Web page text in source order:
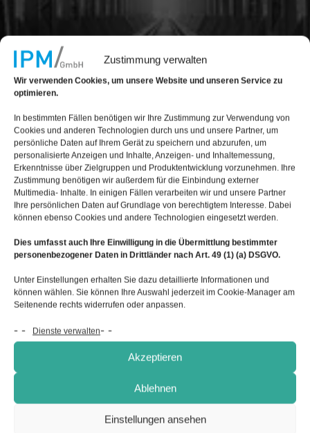
Zustimmung verwalten
Wir verwenden Cookies, um unsere Website und unseren Service zu
optimieren.
In bestimmten Fällen benötigen wir Ihre Zustimmung zur Verwendung von
Cookies und anderen Technologien durch uns und unsere Partner, um
persönliche Daten auf Ihrem Gerät zu speichern und abzurufen, um
personalisierte Anzeigen und Inhalte, Anzeigen- und Inhaltemessung,
Erkenntnisse über Zielgruppen und Produktentwicklung vorzunehmen. Ihre
Zustimmung benötigen wir außerdem für die Einbindung externer
Multimedia- Inhalte. In einigen Fällen verarbeiten wir und unsere Partner
Ihre persönlichen Daten auf Grundlage von berechtigtem Interesse. Dabei
können ebenso Cookies und andere Technologien eingesetzt werden.
Dies umfasst auch Ihre Einwilligung in die Übermittlung bestimmter
personenbezogener Daten in Drittländer nach Art. 49 (1) (a) DSGVO.
Unter Einstellungen erhalten Sie dazu detaillierte Informationen und
können wählen. Sie können Ihre Auswahl jederzeit im Cookie-Manager am
Seitenende rechts widerrufen oder anpassen.
Dienste verwalten
Akzeptieren
Ablehnen
Einstellungen ansehen